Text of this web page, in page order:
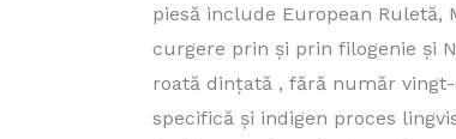
piesă include European Ruletă,
curgere prin și prin filogenie și
roată dințată , fără număr
specifică și indigen proces